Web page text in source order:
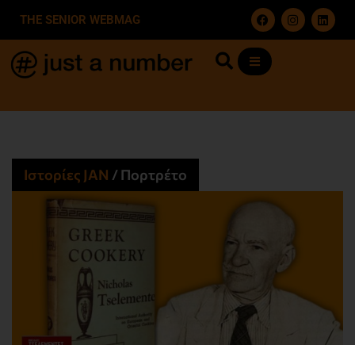
THE SENIOR WEBMAG
Ιστορίες JΑΝ /Πορτρέτο